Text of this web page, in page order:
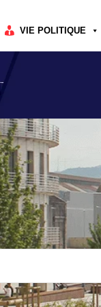
VIE POLITIQUE